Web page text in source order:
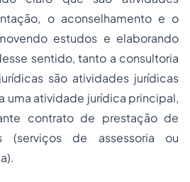
o aconselhamento e o
estudos e elaborando
sentido, tanto a consultoria
são atividades jurídicas
uma atividade jurídica principal,
contrato de prestação de
(serviços de assessoria ou